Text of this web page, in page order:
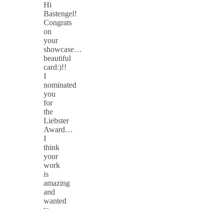
Hi
Bastengel!
Congrats
on
your
showcase…
beautiful
card:)!!
I
nominated
you
for
the
Liebster
Award…
I
think
your
work
is
amazing
and
wanted